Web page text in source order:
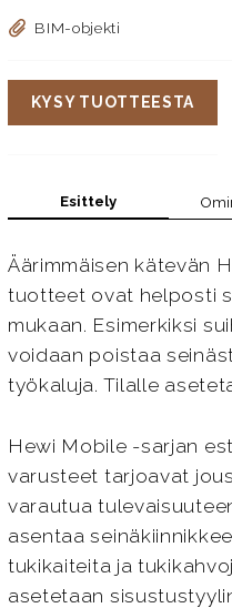
BIM-objekti
KYSY TUOTTEESTA
Esittely
Äärimmäisen kätevän
tuotteet ovat helposti
mukaan. Esimerkiksi
voidaan poistaa
työkaluja. Tilalle
Hewi Mobile -sarjan
varusteet tarjoavat
varautua
asentaa
tukikaiteita ja
asetetaan